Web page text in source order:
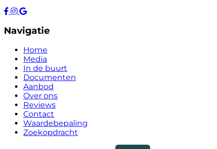
Navigatie
Home
Media
In de buurt
Documenten
Aanbod
Over ons
Reviews
Contact
Waardebepaling
Zoekopdracht